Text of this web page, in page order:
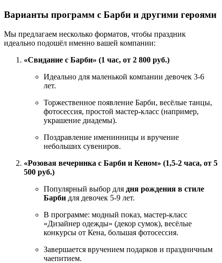
Варианты программ с Барби и другими героями
Мы предлагаем несколько форматов, чтобы праздник
идеально подошёл именно вашей компании:
«Свидание с Барби» (1 час, от 2 800 руб.)
Идеально для маленькой компании девочек 3-6
лет.
Торжественное появление Барби, весёлые танцы,
фотосессия, простой мастер-класс (например,
украшение диадемы).
Поздравление именинницы и вручение
небольших сувениров.
«Розовая вечеринка с Барби и Кеном» (1,5-2 часа, от 5
500 руб.)
Популярный выбор для дня рождения в стиле
Барби для девочек 5-9 лет.
В программе: модный показ, мастер-класс
«Дизайнер одежды» (декор сумок), весёлые
конкурсы от Кена, большая фотосессия.
Завершается вручением подарков и праздничным
чаепитием.